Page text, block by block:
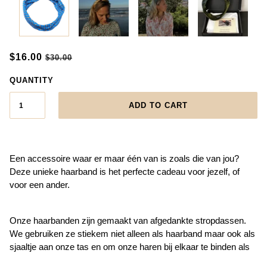
$16.00 $30.00
QUANTITY
ADD TO CART
Een accessoire waar er maar één van is zoals die van jou?
Deze unieke haarband is het perfecte cadeau voor jezelf, of
voor een ander.
Onze haarbanden zijn gemaakt van afgedankte stropdassen.
We gebruiken ze stiekem niet alleen als haarband maar ook als
sjaaltje aan onze tas en om onze haren bij elkaar te binden als